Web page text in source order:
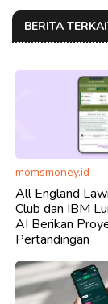
BERITA
momsmoney.id
All England
Club dan IBM
AI Berikan
Pertandingan